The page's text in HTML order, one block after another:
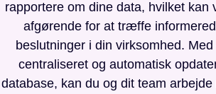
rapportere om dine data, hvilket kan
afgørende for at træffe
beslutninger i din virksomhed. Med
centraliseret og automatisk
database, kan du og dit team arbejde